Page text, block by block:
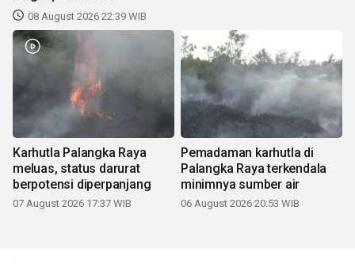
08 August 2026 22:39 WIB
Karhutla Palangka Raya
meluas, status darurat
berpotensi diperpanjang
07 August 2026 17:37 WIB
Pemadaman karhutla di
Palangka Raya terkendala
minimnya sumber air
06 August 2026 20:53 WIB